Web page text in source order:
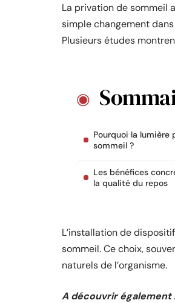
La privation de sommeil
simple changement
Plusieurs études
Pourquoi la
sommeil ?
Les bénéfices
la qualité du repos
L’installation de
sommeil. Ce choix,
naturels de l’organisme.
A découvrir également